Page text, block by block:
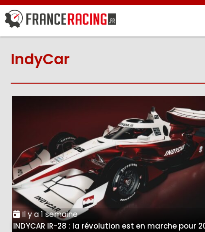
IndyCar
Il y a 1 semaine
INDYCAR IR-28 : la révolution est en marche pour